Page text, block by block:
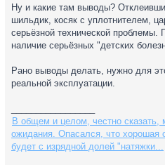
Ну и какие там выводы?
шильдик, косяк с уплотнителем,
серьёзной технической
наличие серьёзных "детских
Рано выводы делать, нужно для
реальной эксплуатации.
В общем и целом, честно
ожидания. Опасался, что хорошая
будет с изрядной долей "натяжки...